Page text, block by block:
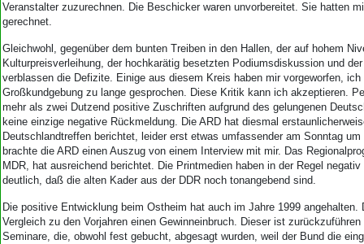
Veranstalter zuzurechnen. Die Beschicker waren unvorbereitet. Sie hatten
gerechnet.
Gleichwohl, gegenüber dem bunten Treiben in den Hallen, der auf hohem
Kulturpreisverleihung, der hochkarätig besetzten Podiumsdiskussion und
verblassen die Defizite. Einige aus diesem Kreis haben mir vorgeworfen, ich
Großkundgebung zu lange gesprochen. Diese Kritik kann ich akzeptieren.
mehr als zwei Dutzend positive Zuschriften aufgrund des gelungenen
keine einzige negative Rückmeldung. Die ARD hat diesmal
Deutschlandtreffen berichtet, leider erst etwas umfassender am Sonntag um
brachte die ARD einen Auszug von einem Interview mit mir. Das
MDR, hat ausreichend berichtet. Die Printmedien haben in der Regel
deutlich, daß die alten Kader aus der DDR noch tonangebend sind.
Die positive Entwicklung beim Ostheim hat auch im Jahre 1999 angehalten.
Vergleich zu den Vorjahren einen Gewinneinbruch. Dieser ist
Seminare, die, obwohl fest gebucht, abgesagt wurden, weil der Bund die